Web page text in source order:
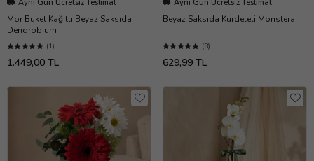
Aynı Gün Ücretsiz Teslimat
Mor Buket Kağıtlı Beyaz Saksıda
Dendrobium
(1)
1.449,00 TL
Aynı Gün Ücretsiz Teslimat
Beyaz Saksıda Kurdeleli Monstera
(8)
629,99 TL